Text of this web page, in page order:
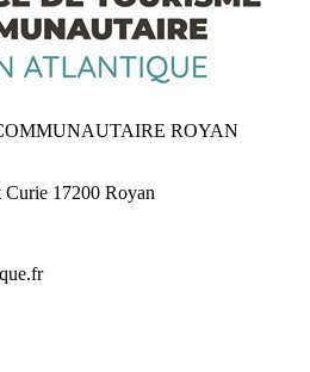
ROYAN
17200 Royan